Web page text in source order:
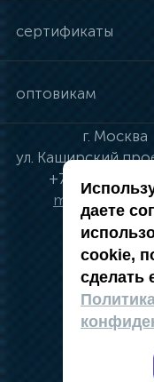
сертификаты
оптовикам
г. Москва
ул. Каширский
+7 (495) 134-
даете
cookie,
сделать